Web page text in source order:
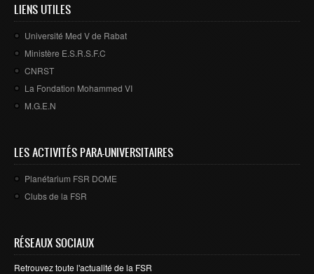
LIENS UTILES
Université Med V de Rabat
Ministère E.S.R.S.F.C
CNRST
La Fondation Mohammed VI
M.G.E.N
LES ACTIVITÉS PARA-UNIVERSITAIRES
Planétarium FSR DOME
Clubs de la FSR
RÉSEAUX SOCIAUX
Retrouvez toute l'actualité de la FSR